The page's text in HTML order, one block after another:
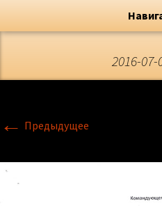
Флёрова
Художник,
2016-07-
← Предыдущее